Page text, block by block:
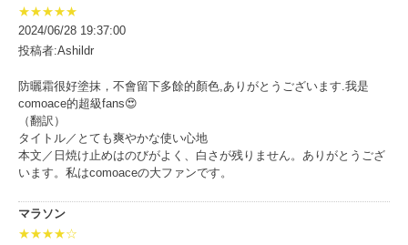
★★★★★
2024/06/28 19:37:00
投稿者:Ashildr
防曬霜很好塗抹，不會留下多餘的顏色,ありがとうございます.我是
comoace的超級fans😍
（翻訳）
タイトル／とても爽やかな使い心地
本文／日焼け止めはのびがよく、白さが残りません。ありがとうござ
います。私はcomoaceの大ファンです。
マラソン
★★★★☆